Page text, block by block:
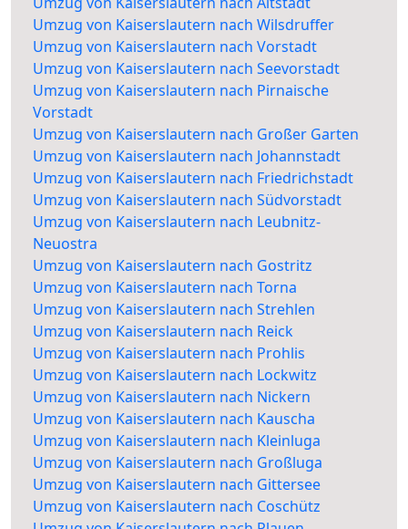
Umzug von Kaiserslautern nach Wilsdruffer
Umzug von Kaiserslautern nach Vorstadt
Umzug von Kaiserslautern nach Seevorstadt
Umzug von Kaiserslautern nach Pirnaische
Vorstadt
Umzug von Kaiserslautern nach Großer Garten
Umzug von Kaiserslautern nach Johannstadt
Umzug von Kaiserslautern nach Friedrichstadt
Umzug von Kaiserslautern nach Südvorstadt
Umzug von Kaiserslautern nach Leubnitz-
Neuostra
Umzug von Kaiserslautern nach Gostritz
Umzug von Kaiserslautern nach Torna
Umzug von Kaiserslautern nach Strehlen
Umzug von Kaiserslautern nach Reick
Umzug von Kaiserslautern nach Prohlis
Umzug von Kaiserslautern nach Lockwitz
Umzug von Kaiserslautern nach Nickern
Umzug von Kaiserslautern nach Kauscha
Umzug von Kaiserslautern nach Kleinluga
Umzug von Kaiserslautern nach Großluga
Umzug von Kaiserslautern nach Gittersee
Umzug von Kaiserslautern nach Coschütz